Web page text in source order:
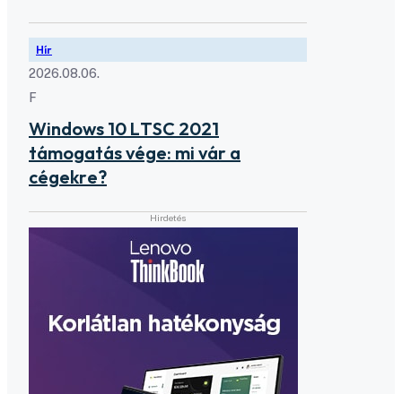
Hír
2026.08.06.
F
Windows 10 LTSC 2021
támogatás vége: mi vár a
cégekre?